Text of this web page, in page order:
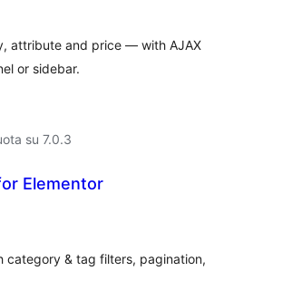
attribute and price — with AJAX
or sidebar.
su 7.0.3
Elementor
category & tag filters, pagination,